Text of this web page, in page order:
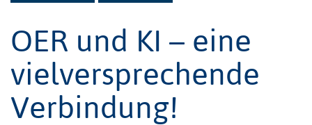
OER und KI – eine
vielversprechende
Verbindung!